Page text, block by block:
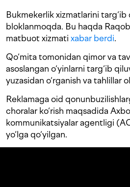
Bukmekerlik xizmatlarini
bloklanmoqda. Bu haqda
matbuot xizmati xabar berdi.
Qo‘mita tomonidan qimor va
asoslangan o‘yinlarni targ‘ib
yuzasidan o‘rganish va tahlillar
Reklamaga oid
choralar ko‘rish maqsadida
kommunikatsiyalar agentligi
yo‘lga qo‘yilgan.